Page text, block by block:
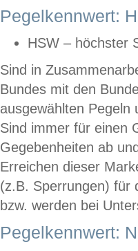
Pegelkennwert:
HSW – höchster
Sind in
Bundes mit den
ausgewählten
Sind immer für einen
Gegebenheiten ab
Erreichen dieser
(z.B. Sperrungen) für
bzw. werden bei
Pegelkennwert: